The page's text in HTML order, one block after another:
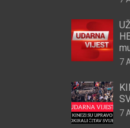
7
7